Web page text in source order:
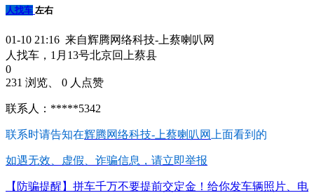
人找车 左右
01-10 21:16 来自辉腾网络科技-上蔡喇叭网
人找车，1月13号北京回上蔡县
0
231 浏览、 0 人点赞
联系人：*****5342
联系时请告知在辉腾网络科技-上蔡喇叭网 上面看到的
如遇无效、虚假、诈骗信息，请立即举报
【防骗提醒】拼车千万不要提前交定金！给你发车辆照片、电